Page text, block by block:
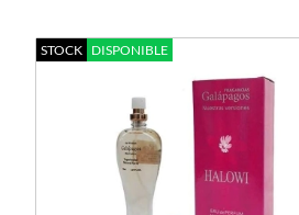
STOCK DISPONIBLE